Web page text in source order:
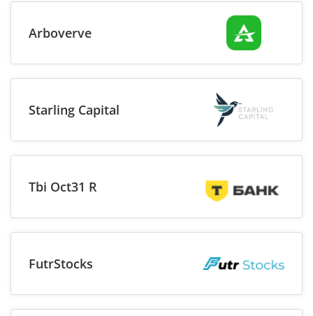
Arboverve
Starling Capital
Tbi Oct31 R
FutrStocks